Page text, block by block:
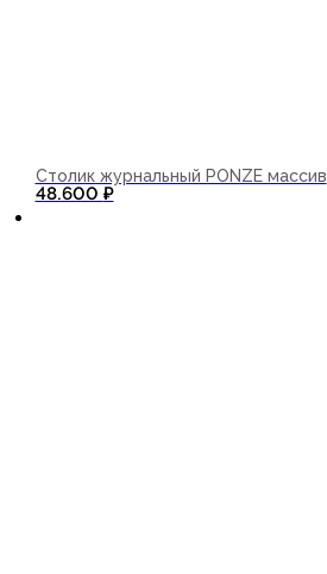
Столик журнальный PONZE массив
48.600 ₽